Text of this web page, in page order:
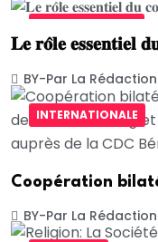
𝐋𝐞 𝐫𝐨̂𝐥𝐞 𝐞𝐬𝐬𝐞𝐧𝐭𝐢𝐞𝐥
BY-Par La Rédaction
INTERNATIONALE
Coopération
BY-Par La Rédaction